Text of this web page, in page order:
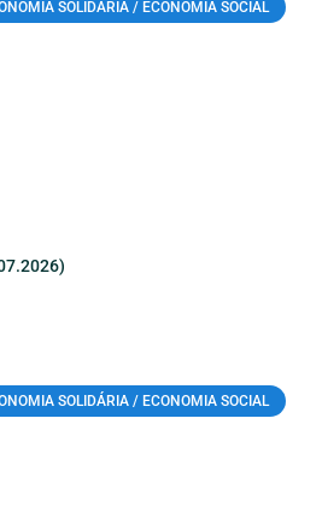
SOLIDÁRIA / ECONOMIA SOCIAL
SOLIDÁRIA / ECONOMIA SOCIAL